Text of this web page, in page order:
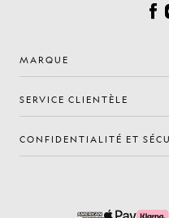
MARQUE
SERVICE CLIENTÈLE
CONFIDENTIALITÉ ET